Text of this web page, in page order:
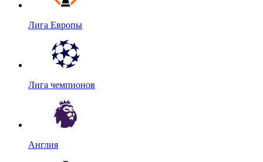
Лига Европы
Лига чемпионов
Англия